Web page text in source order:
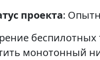
проекта:
монотонный